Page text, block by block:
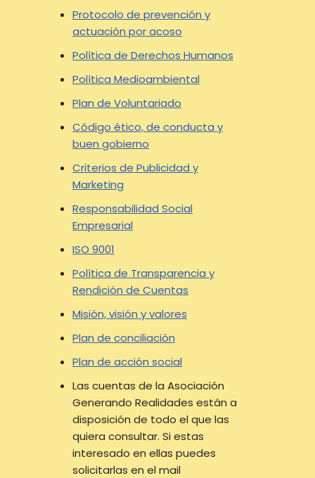
Protocolo de prevención y
actuación por acoso
Política de Derechos Humanos
Política Medioambiental
Plan de Voluntariado
Código ético, de conducta y
buen gobierno
Criterios de Publicidad y
Marketing
Responsabilidad Social
Empresarial
ISO 9001
Política de Transparencia y
Rendición de Cuentas
Misión, visión y valores
Plan de conciliación
Plan de acción social
Las cuentas de la Asociación
Generando Realidades están a
disposición de todo el que las
quiera consultar. Si estas
interesado en ellas puedes
solicitarlas en el mail